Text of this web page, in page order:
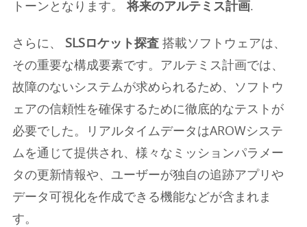
トーンとなります。 将来のアルテミス計画.
さらに、 SLSロケット探査 搭載ソフトウェアは、
その重要な構成要素です。アルテミス計画では、
故障のないシステムが求められるため、ソフトウ
ェアの信頼性を確保するために徹底的なテストが
必要でした。リアルタイムデータはAROWシステ
ムを通じて提供され、様々なミッションパラメー
タの更新情報や、ユーザーが独自の追跡アプリや
データ可視化を作成できる機能などが含まれま
す。